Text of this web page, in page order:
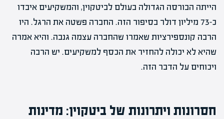
הייתה הבורסה הגדולה בעולם לביטקוין, והמשקיעים איבדו
כ-73 מיליון דולר בסיפור הזה. החברה פשטה את הרגל. היו
הרבה קונספירציות שאמרו שהחברה עצמה גנבה. והיא אמרה
שהיא לא יכולה להחזיר את הכסף למשקיעים. יש הרבה
ויכוחים על הדבר הזה.
חסרונות ויתרונות של ביטקוין: מדינות